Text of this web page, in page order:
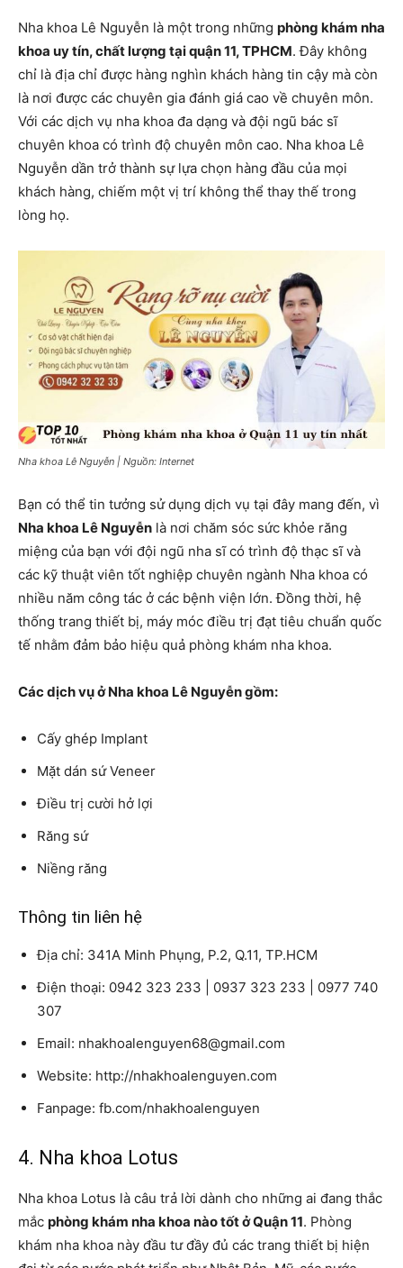
Nha khoa Lê Nguyễn là một trong những phòng khám nha
khoa uy tín, chất lượng tại quận 11, TPHCM. Đây không
chỉ là địa chỉ được hàng nghìn khách hàng tin cậy mà còn
là nơi được các chuyên gia đánh giá cao về chuyên môn.
Với các dịch vụ nha khoa đa dạng và đội ngũ bác sĩ
chuyên khoa có trình độ chuyên môn cao. Nha khoa Lê
Nguyễn dần trở thành sự lựa chọn hàng đầu của mọi
khách hàng, chiếm một vị trí không thể thay thế trong
lòng họ.
Nha khoa Lê Nguyễn | Nguồn: Internet
Bạn có thể tin tưởng sử dụng dịch vụ tại đây mang đến, vì
Nha khoa Lê Nguyễn là nơi chăm sóc sức khỏe răng
miệng của bạn với đội ngũ nha sĩ có trình độ thạc sĩ và
các kỹ thuật viên tốt nghiệp chuyên ngành Nha khoa có
nhiều năm công tác ở các bệnh viện lớn. Đồng thời, hệ
thống trang thiết bị, máy móc điều trị đạt tiêu chuẩn quốc
tế nhằm đảm bảo hiệu quả phòng khám nha khoa.
Các dịch vụ ở Nha khoa Lê Nguyễn gồm:
Cấy ghép Implant
Mặt dán sứ Veneer
Điều trị cười hở lợi
Răng sứ
Niềng răng
Thông tin liên hệ
Địa chỉ: 341A Minh Phụng, P.2, Q.11, TP.HCM
Điện thoại: 0942 323 233 | 0937 323 233 | 0977 740
307
Email: nhakhoalenguyen68@gmail.com
Website: http://nhakhoalenguyen.com
Fanpage: fb.com/nhakhoalenguyen
4. Nha khoa Lotus
Nha khoa Lotus là câu trả lời dành cho những ai đang thắc
mắc phòng khám nha khoa nào tốt ở Quận 11. Phòng
khám nha khoa này đầu tư đầy đủ các trang thiết bị hiện